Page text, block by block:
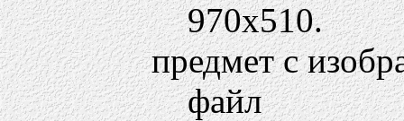
970х510.
предмет с
файл